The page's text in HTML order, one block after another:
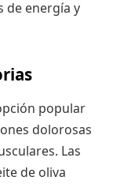
de energía y
popular
dolorosas
Las
de oliva